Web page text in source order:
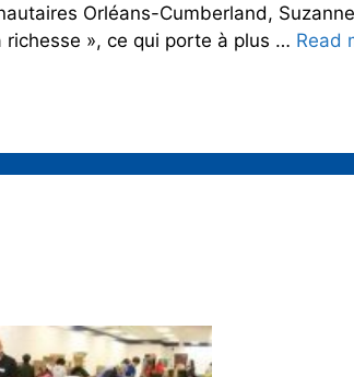
Orléans-Cumberland,
», ce qui porte à plus … Read